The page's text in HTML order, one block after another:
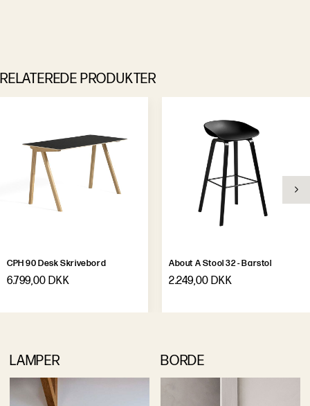
RELATEREDE PRODUKTER
CPH 90 Desk Skrivebord
6.799,00 DKK
About A Stool 32 - Barstol
2.249,00 DKK
LAMPER BORDE